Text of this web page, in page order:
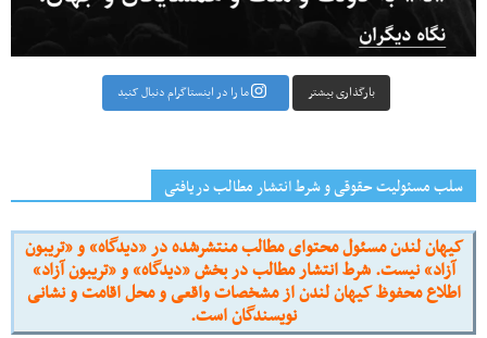
بارگذاری بیشتر ما را در اینستاگرام دنبال کنید
سلب مسئولیت حقوقی و شرط انتشار مطالب دریافتی
کیهان لندن مسئول محتوای مطالب منتشرشده در «دیدگاه» و «تریبون
آزاد» نیست. شرط انتشار مطالب در بخش «دیدگاه» و «تریبون آزاد»
اطلاع محفوظ کیهان لندن از مشخصات واقعی و محل اقامت و نشانی
نویسندگان است.